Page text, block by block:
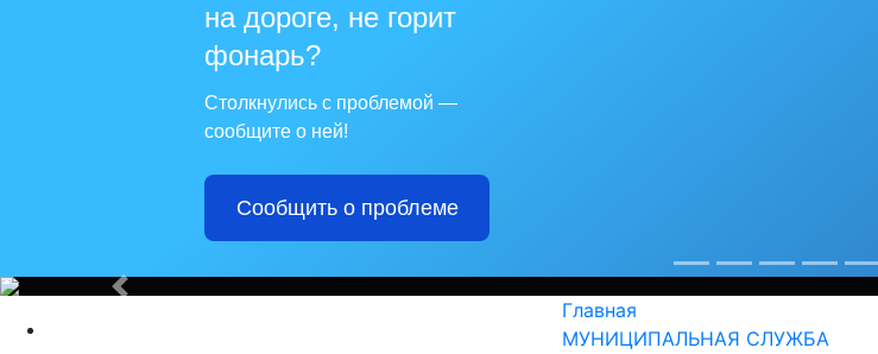
на дороге, не горит
фонарь?
Столкнулись с проблемой —
сообщите о ней!
Сообщить о проблеме
Для тебя
Из года в год крепнет среди сердобчан
Назад
Главная
МУНИЦИПАЛЬНАЯ СЛУЖБА